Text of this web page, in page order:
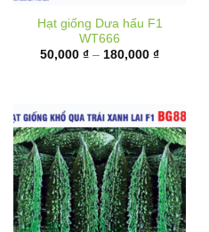
Hạt giống Dưa hấu F1
WT666
50,000 ₫ – 180,000 ₫Khoảng
180,000 ₫